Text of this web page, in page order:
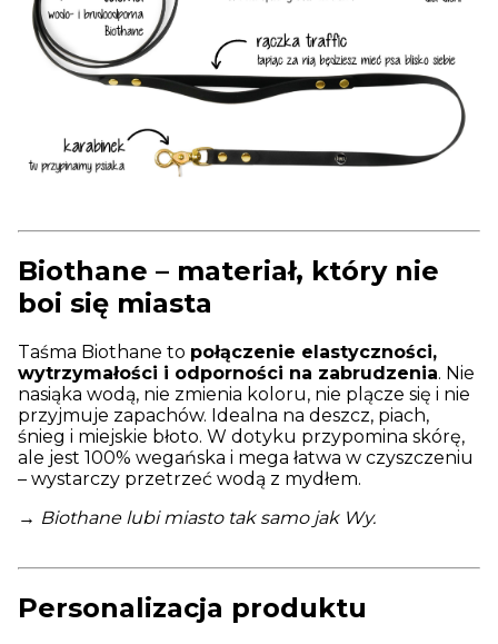
Biothane – materiał, który nie
boi się miasta
Taśma Biothane to połączenie elastyczności,
wytrzymałości i odporności na zabrudzenia. Nie
nasiąka wodą, nie zmienia koloru, nie plącze się i nie
przyjmuje zapachów. Idealna na deszcz, piach,
śnieg i miejskie błoto. W dotyku przypomina skórę,
ale jest 100% wegańska i mega łatwa w czyszczeniu
– wystarczy przetrzeć wodą z mydłem.
→ Biothane lubi miasto tak samo jak Wy.
Personalizacja produktu